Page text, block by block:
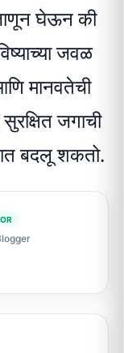
घेऊन की
जवळ
मानवतेची
जगाची
बदलू शकतो.